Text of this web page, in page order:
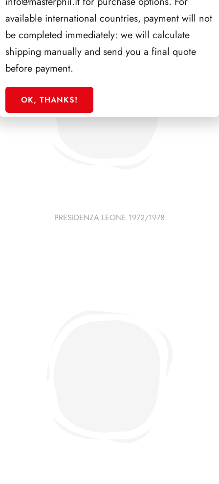
PRESIDENZA LEONE 1972/1978
available international countries, payment will not
be completed immediately: we will calculate
shipping manually and send you a final quote
before payment.
OK, THANKS!